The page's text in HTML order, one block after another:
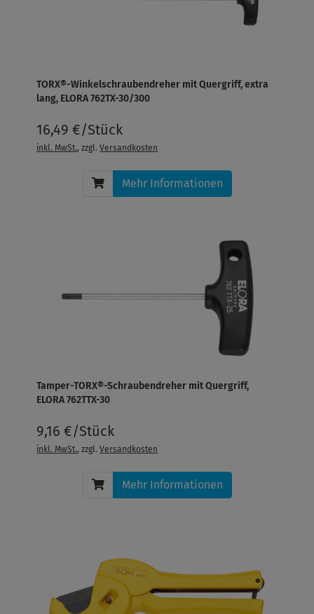
TORX®-Winkelschraubendreher mit Quergriff, extra
lang, ELORA 762TX-30/300
16,49 €/Stück
inkl. MwSt., zzgl.Versandkosten
Mehr Informationen
Tamper-TORX®-Schraubendreher mit Quergriff,
ELORA 762TTX-30
9,16 €/Stück
inkl. MwSt., zzgl.Versandkosten
Mehr Informationen